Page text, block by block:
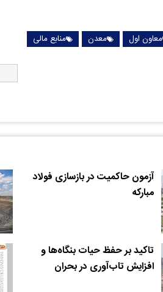
معاون اول معدن منابع مالی
آزمون حاکمیت در بازسازی فولاد
مبارکه
تاکید بر حفظ حیات بنگاه‌ها و
افزایش تاب‌آوری در بحران